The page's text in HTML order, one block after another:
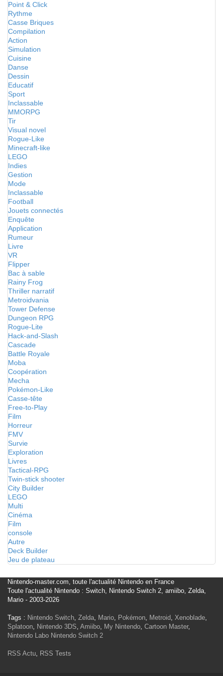
Point & Click
Rythme
Casse Briques
Compilation
Action
Simulation
Cuisine
Danse
Dessin
Educatif
Sport
Inclassable
MMORPG
Tir
Visual novel
Rogue-Like
Minecraft-like
LEGO
Indies
Gestion
Mode
Inclassable
Football
Jouets connectés
Enquête
Application
Rumeur
Livre
VR
Flipper
Bac à sable
Rainy Frog
Thriller narratif
Metroidvania
Tower Defense
Dungeon RPG
Rogue-Lite
Hack-and-Slash
Cascade
Battle Royale
Moba
Coopération
Mecha
Pokémon-Like
Casse-tête
Free-to-Play
Film
Horreur
FMV
Survie
Exploration
Livres
Tactical-RPG
Twin-stick shooter
City Builder
LEGO
Multi
Cinéma
Film
console
Autre
Deck Builder
Jeu de plateau
Nintendo-master.com, toute l'actualité Nintendo en France
Toute l'actualité Nintendo : Switch, Nintendo Switch 2, amiibo, Zelda,
Mario - 2003-2026
Tags : Nintendo Switch, Zelda, Mario, Pokémon, Metroid, Xenoblade,
Splatoon, Nintendo 3DS, Amiibo, My Nintendo, Cartoon Master,
Nintendo Labo Nintendo Switch 2
RSS Actu, RSS Tests